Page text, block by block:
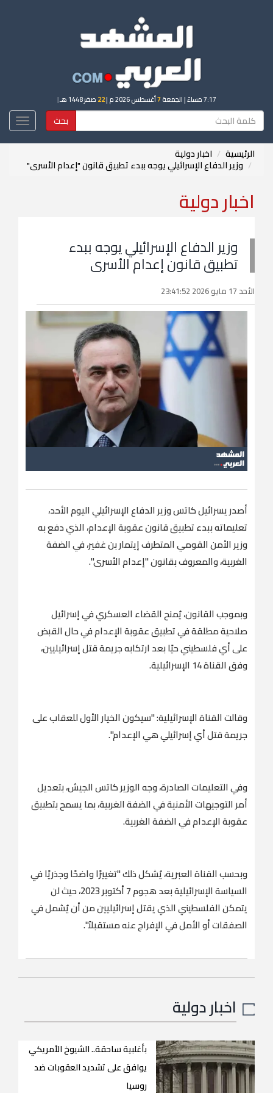
7:17 مساءً | الجمعة7أغسطس 2026 م | 22 صفر 1448 هـ |
بحث
الرئيسية اخبار دولية
وزير الدفاع الإسرائيلي يوجه ببدء تطبيق قانون "إعدام الأسرى"
اخبار دولية
وزير الدفاع الإسرائيلي يوجه ببدء
تطبيق قانون إعدام الأسرى
الأحد 17 مايو 2026 23:41:52
أصدر يسرائيل كاتس وزير الدفاع الإسرائيلي اليوم الأحد،
تعليماته ببدء تطبيق قانون عقوبة الإعدام، الذي دفع به
وزير الأمن القومي المتطرف إيتمار بن غفير، في الضفة
الغربية، والمعروف بقانون "إعدام الأسرى".
وبموجب القانون، يُمنح القضاء العسكري في إسرائيل
صلاحية مطلقة في تطبيق عقوبة الإعدام في حال القبض
على أي فلسطيني حيًا بعد ارتكابه جريمة قتل إسرائيليين،
وفق القناة 14 الإسرائيلية.
وقالت القناة الإسرائيلية: "سيكون الخيار الأول للعقاب على
جريمة قتل أي إسرائيلي هي الإعدام".
وفي التعليمات الصادرة، وجه الوزير كاتس الجيش، بتعديل
أمر التوجيهات الأمنية في الضفة الغربية، بما يسمح بتطبيق
عقوبة الإعدام في الضفة الغربية.
وبحسب القناة العبرية، يُشكل ذلك "تغييرًا واضحًا وجذريًا في
السياسة الإسرائيلية بعد هجوم 7 أكتوبر 2023، حيث لن
يتمكن الفلسطيني الذي يقتل إسرائيليين من أن يُشمل في
الصفقات أو الأمل في الإفراج عنه مستقبلاً".
اخبار دولية
بأغلبية ساحقة.. الشيوخ الأمريكي
يوافق على تشديد العقوبات ضد
روسيا